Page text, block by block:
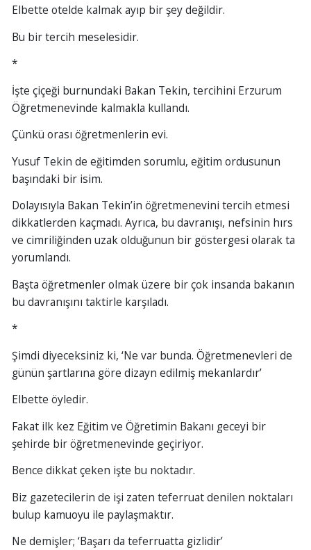
Elbette otelde kalmak ayıp bir şey değildir.
Bu bir tercih meselesidir.
*
İşte çiçeği burnundaki Bakan Tekin, tercihini Erzurum
Öğretmenevinde kalmakla kullandı.
Çünkü orası öğretmenlerin evi.
Yusuf Tekin de eğitimden sorumlu, eğitim ordusunun
başındaki bir isim.
Dolayısıyla Bakan Tekin’in öğretmenevini tercih etmesi
dikkatlerden kaçmadı. Ayrıca, bu davranışı, nefsinin hırs
ve cimriliğinden uzak olduğunun bir göstergesi olarak ta
yorumlandı.
Başta öğretmenler olmak üzere bir çok insanda bakanın
bu davranışını taktirle karşıladı.
*
Şimdi diyeceksiniz ki, ‘Ne var bunda. Öğretmenevleri de
günün şartlarına göre dizayn edilmiş mekanlardır’
Elbette öyledir.
Fakat ilk kez Eğitim ve Öğretimin Bakanı geceyi bir
şehirde bir öğretmenevinde geçiriyor.
Bence dikkat çeken işte bu noktadır.
Biz gazetecilerin de işi zaten teferruat denilen noktaları
bulup kamuoyu ile paylaşmaktır.
Ne demişler; ‘Başarı da teferruatta gizlidir’